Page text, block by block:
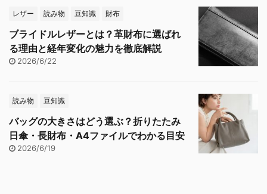
レザー 読み物 豆知識 財布
ブライドルレザーとは？革財布に選ばれ
る理由と経年変化の魅力を徹底解説
2026/6/22
読み物 豆知識
バッグの大きさはどう選ぶ？折りたたみ
日傘・長財布・A4ファイルでわかる目安
2026/6/19